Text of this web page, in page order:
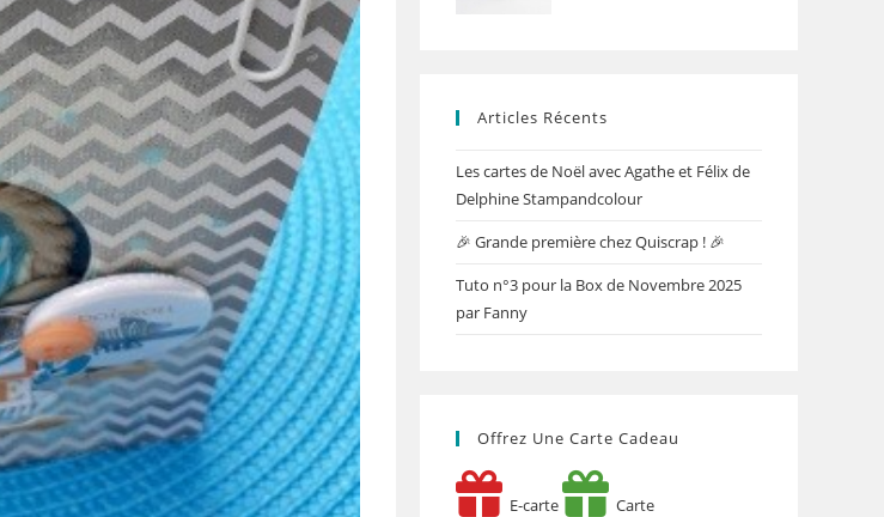
Articles Récents
Les cartes de Noël avec Agathe et Félix de
Delphine Stampandcolour
🎉 Grande première chez Quiscrap ! 🎉
Tuto n°3 pour la Box de Novembre 2025
par Fanny
Offrez Une Carte Cadeau
E-carte Carte